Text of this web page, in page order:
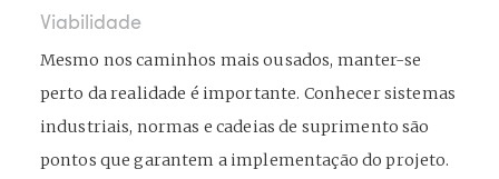
Viabilidade
Mesmo nos caminhos mais ousados, manter-se
perto da realidade é importante. Conhecer sistemas
industriais, normas e cadeias de suprimento são
pontos que garantem a implementação do projeto.